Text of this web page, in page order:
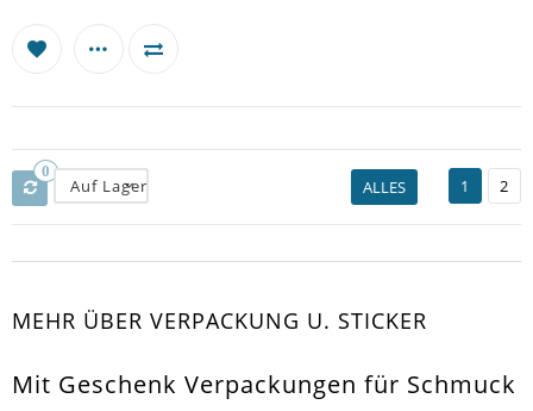
0
Auf Lager ALLES 1 2
MEHR ÜBER VERPACKUNG U. STICKER
Mit Geschenk Verpackungen für Schmuck